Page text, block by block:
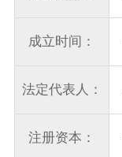
成立时间：
法定代表人：
注册资本：